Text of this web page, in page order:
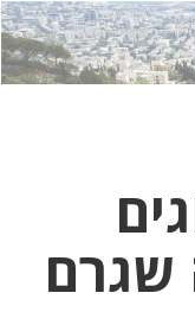
לחץ
כאן
לחץ
כדי
שגרם